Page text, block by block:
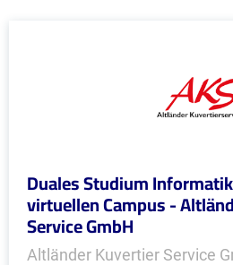
Duales Studium
virtuellen Campus -
Service GmbH
Altländer Kuvertier Service